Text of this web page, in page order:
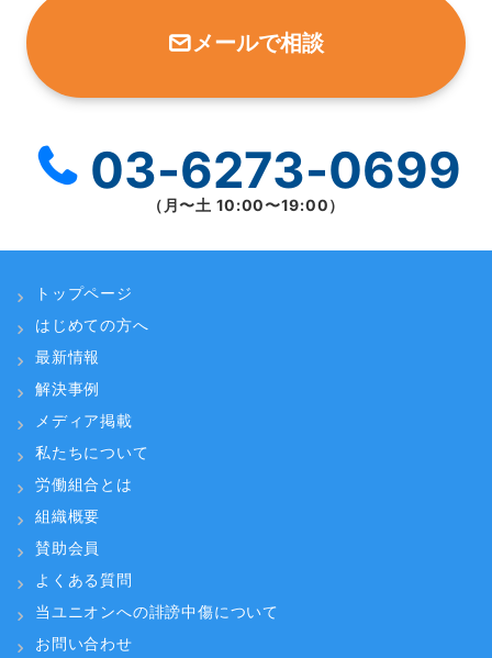
メールで相談
03-6273-0699
（⽉〜⼟ 10:00〜19:00）
トップページ
はじめての方へ
最新情報
解決事例
メディア掲載
私たちについて
労働組合とは
組織概要
賛助会員
よくある質問
当ユニオンへの誹謗中傷について
お問い合わせ